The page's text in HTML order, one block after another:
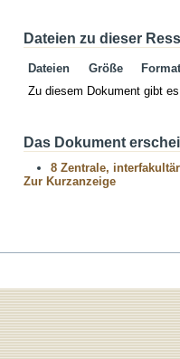
Dateien zu dieser
Dateien Größe
Format
Zu diesem Dokument gibt
Das Dokument
8 Zentrale,
Zur Kurzanzeige